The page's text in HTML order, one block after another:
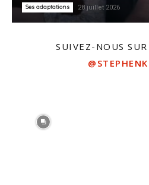
Ses adaptations 28 juillet 2026
SUIVEZ-NOUS